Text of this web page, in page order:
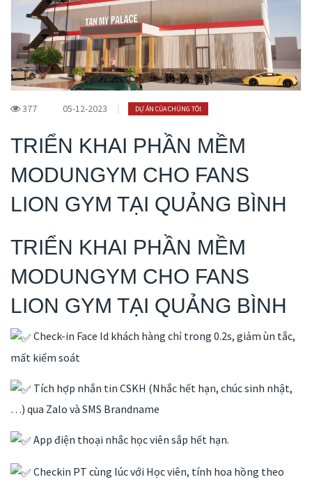
377 05-12-2023 DỰ ÁN CỦA CHÚNG TÔI
TRIỂN KHAI PHẦN MỀM
MODUNGYM CHO FANS
LION GYM TẠI QUẢNG BÌNH
TRIỂN KHAI PHẦN MỀM
MODUNGYM CHO FANS
LION GYM TẠI QUẢNG BÌNH
Check-in Face Id khách hàng chỉ trong 0.2s, giảm ùn tắc,
mất kiểm soát
Tích hợp nhắn tin CSKH (Nhắc hết hạn, chúc sinh nhật,
…) qua Zalo và SMS Brandname
App điện thoại nhắc học viên sắp hết hạn.
Checkin PT cùng lúc với Học viên, tính hoa hồng theo